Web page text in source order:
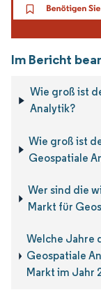
Im Bericht
Wie groß ist
Analytik?
Wie groß ist
Geospatiale
Wer sind die
Markt für
Welche Jahre
Geospatiale
Markt im Jahr